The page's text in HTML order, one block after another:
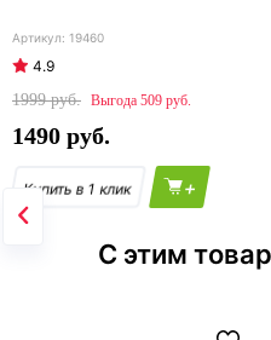
19460
4.9
1999
509
1490
+
С этим